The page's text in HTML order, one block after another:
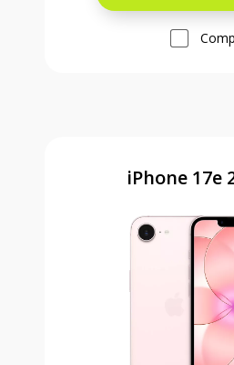
iPhone 17e